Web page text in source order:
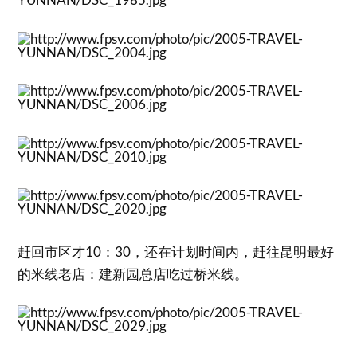
赶回市区才10：30，还在计划时间内，赶往昆明最好
的米线老店：建新园总店吃过桥米线。